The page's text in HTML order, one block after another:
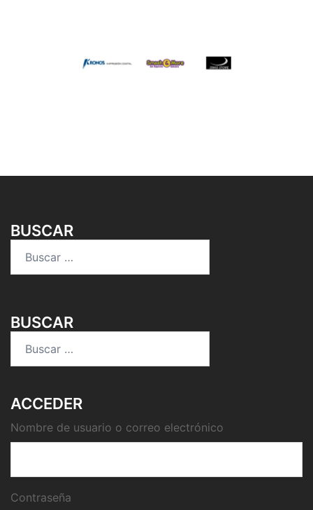
BUSCAR
BUSCAR
ACCEDER
Nombre de usuario o correo electrónico
Contraseña